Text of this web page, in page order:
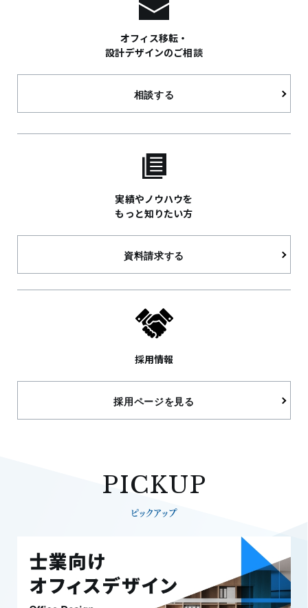
（本人確認を行うことを含みます）
報、キャンペーン等及び当社が提供する他のサー
(4)ホームページのメンテナンス、重要なお知らせ
など必要に応じたご連絡をすること
2.取得する個人情報について
(1)お客さまにご入力いただく情報
・住所、氏名、電子メールアドレス、電話番号等
（お問い合わせフォームに準じます）
(2)お客さまが当社の提供するサービスをご利用に
なる際に、自動的に収集されるお客さまの情報
・当社が運営するウェブサイトの閲覧履歴情報
3.個人情報の第三者提供
当社は、以下の場合を除き、お客さまから取得し
(1)お客さまの同意を得ている場合
但し、次に掲げる場合は上記に定める第三者への
提供には該当いたしません。
(1)当社が利用目的の達成に必要な範囲内において
合
(2)合併その他の事由による事業の承継に伴って個
人情報が提供される場合
オフィス移転・
設計デザインのご相談
相談する
実績やノウハウを
もっと知りたい方
資料請求する
採用情報
採用ページを見る
PICKUP
ピックアップ